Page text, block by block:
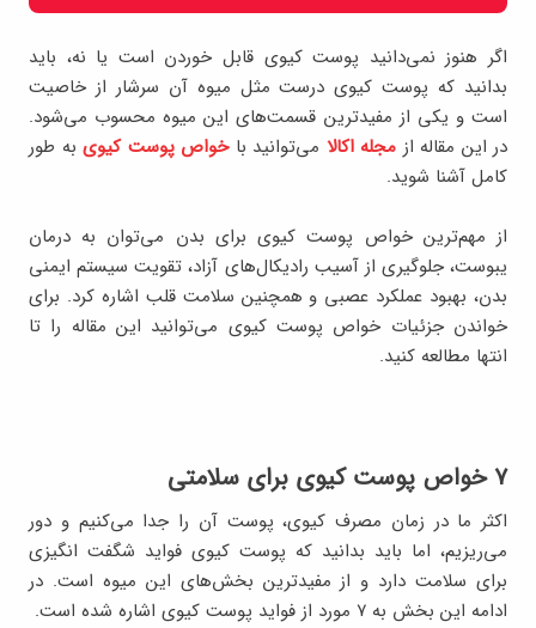
اگر هنوز نمی‌دانید پوست کیوی قابل خوردن است یا نه، باید
بدانید که پوست کیوی درست مثل میوه آن سرشار از خاصیت
است و یکی از مفیدترین قسمت‌های این میوه محسوب می‌شود.
در این مقاله از مجله اکالا می‌توانید باخواص پوست کیوی به طور
کامل آشنا شوید.
از مهم‌ترین خواص پوست کیوی برای بدن می‌توان به درمان
یبوست، جلوگیری از آسیب رادیکال‌های آزاد، تقویت سیستم ایمنی
بدن، بهبود عملکرد عصبی و همچنین سلامت قلب اشاره کرد. برای
خواندن جزئیات خواص پوست کیوی می‌توانید این مقاله را تا
انتها مطالعه کنید.
۷ خواص پوست کیوی برای سلامتی
اکثر ما در زمان مصرف کیوی، پوست آن را جدا می‌کنیم و دور
می‌ریزیم، اما باید بدانید که پوست کیوی فواید شگفت انگیزی
برای سلامت دارد و از مفیدترین بخش‌های این میوه است. در
ادامه این بخش به ۷ مورد از فواید پوست کیوی اشاره شده است.